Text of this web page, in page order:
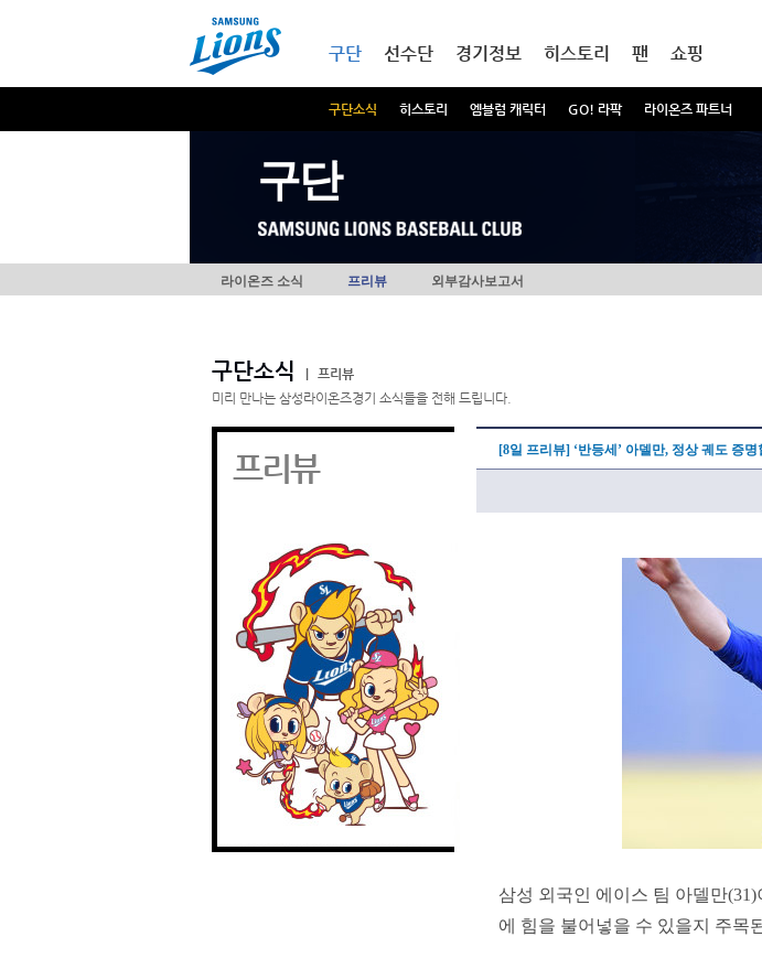
구단
구단소식 히스토리 엠블럼 캐릭터 GO! 라팍 라이온즈 파트너
선수단 경기정보 히스토리 팬 쇼핑
구단
라이온즈 소식 프리뷰 외부감사보고서
구단소식
프리뷰
미리 만나는 삼성라이온즈경기 소식들을 전해 드립니다.
프리뷰 [8일 프리뷰] ‘반등세’ 아델만, 정상 궤도 증
삼성 외국인 에이스 팀 아델만
에 힘을 불어넣을 수 있을지 주목